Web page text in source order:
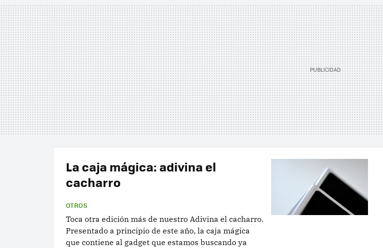
La caja mágica: adivina el
cacharro
OTROS
Toca otra edición más de nuestro Adivina el cacharro.
Presentado a principio de este año, la caja mágica
que contiene al gadget que estamos buscando ya